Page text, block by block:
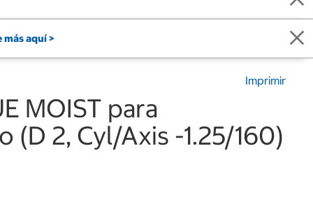
más aquí >
Imprimir
MOIST para
(D 2, Cyl/Axis -1.25/160)